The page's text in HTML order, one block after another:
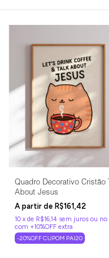
Quadro Decorativo Cristão
About Jesus
R$161,42
10 x de R$16,14 sem juros
-20%OFF CUPOM PAI20